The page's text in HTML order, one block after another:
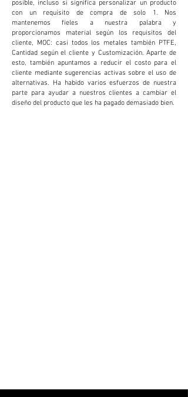
con un requisito de compra de solo 1. Nos
mantenemos fieles a nuestra palabra y
proporcionamos material según los requisitos del
cliente, MOC: casi todos los metales también PTFE,
Cantidad según el cliente y Customización. Aparte de
esto, también apuntamos a reducir el costo para el
cliente mediante sugerencias activas sobre el uso de
alternativas. Ha habido varios esfuerzos de nuestra
parte para ayudar a nuestros clientes a cambiar el
diseño del producto que les ha pagado demasiado bien.